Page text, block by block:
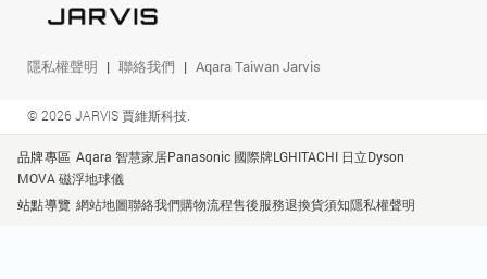
隱私權聲明 聯絡我們 Aqara Taiwan Jarvis
© 2026 JARVIS 賈維斯科技.
品牌專區 Aqara 智慧家居Panasonic 國際牌LGHITACHI 日立Dyson
MOVA 磁浮地球儀
站點導覽 網站地圖聯絡我們購物流程售後服務退換貨須知隱私權聲明